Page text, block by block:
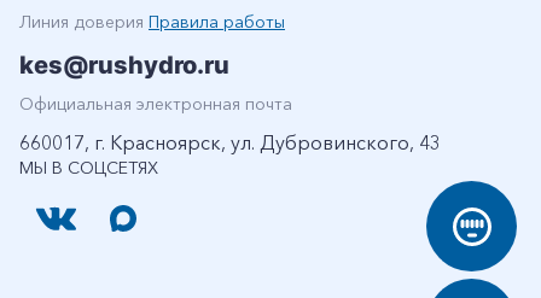
МЫ В СОЦСЕТЯХ
Линия доверия Правила работы
kes@rushydro.ru
Официальная электронная почта
660017, г. Красноярск, ул. Дубровинского, 43